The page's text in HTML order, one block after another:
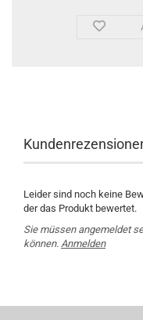
Leider sind noch keine
der das Produkt bewertet.
Sie müssen angemeldet
können. Anmelden